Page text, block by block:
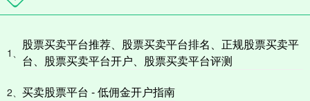
1、
股票买卖平台推荐、股票买卖平台排名、正规股票买卖平
台、股票买卖平台开户、股票买卖平台评测
2、 买卖股票平台 - 低佣金开户指南